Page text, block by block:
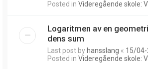
Posted in Videregående skole:
Logaritmen av en
dens sum
Last post by hansslang « 15/04-
Posted in Videregående skole: